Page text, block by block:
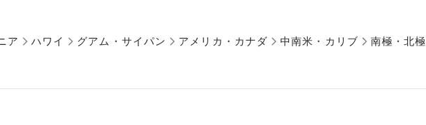
ア ハワイ グアム・サイパン アメリカ・カナダ 中南米・カリブ 南極・北極